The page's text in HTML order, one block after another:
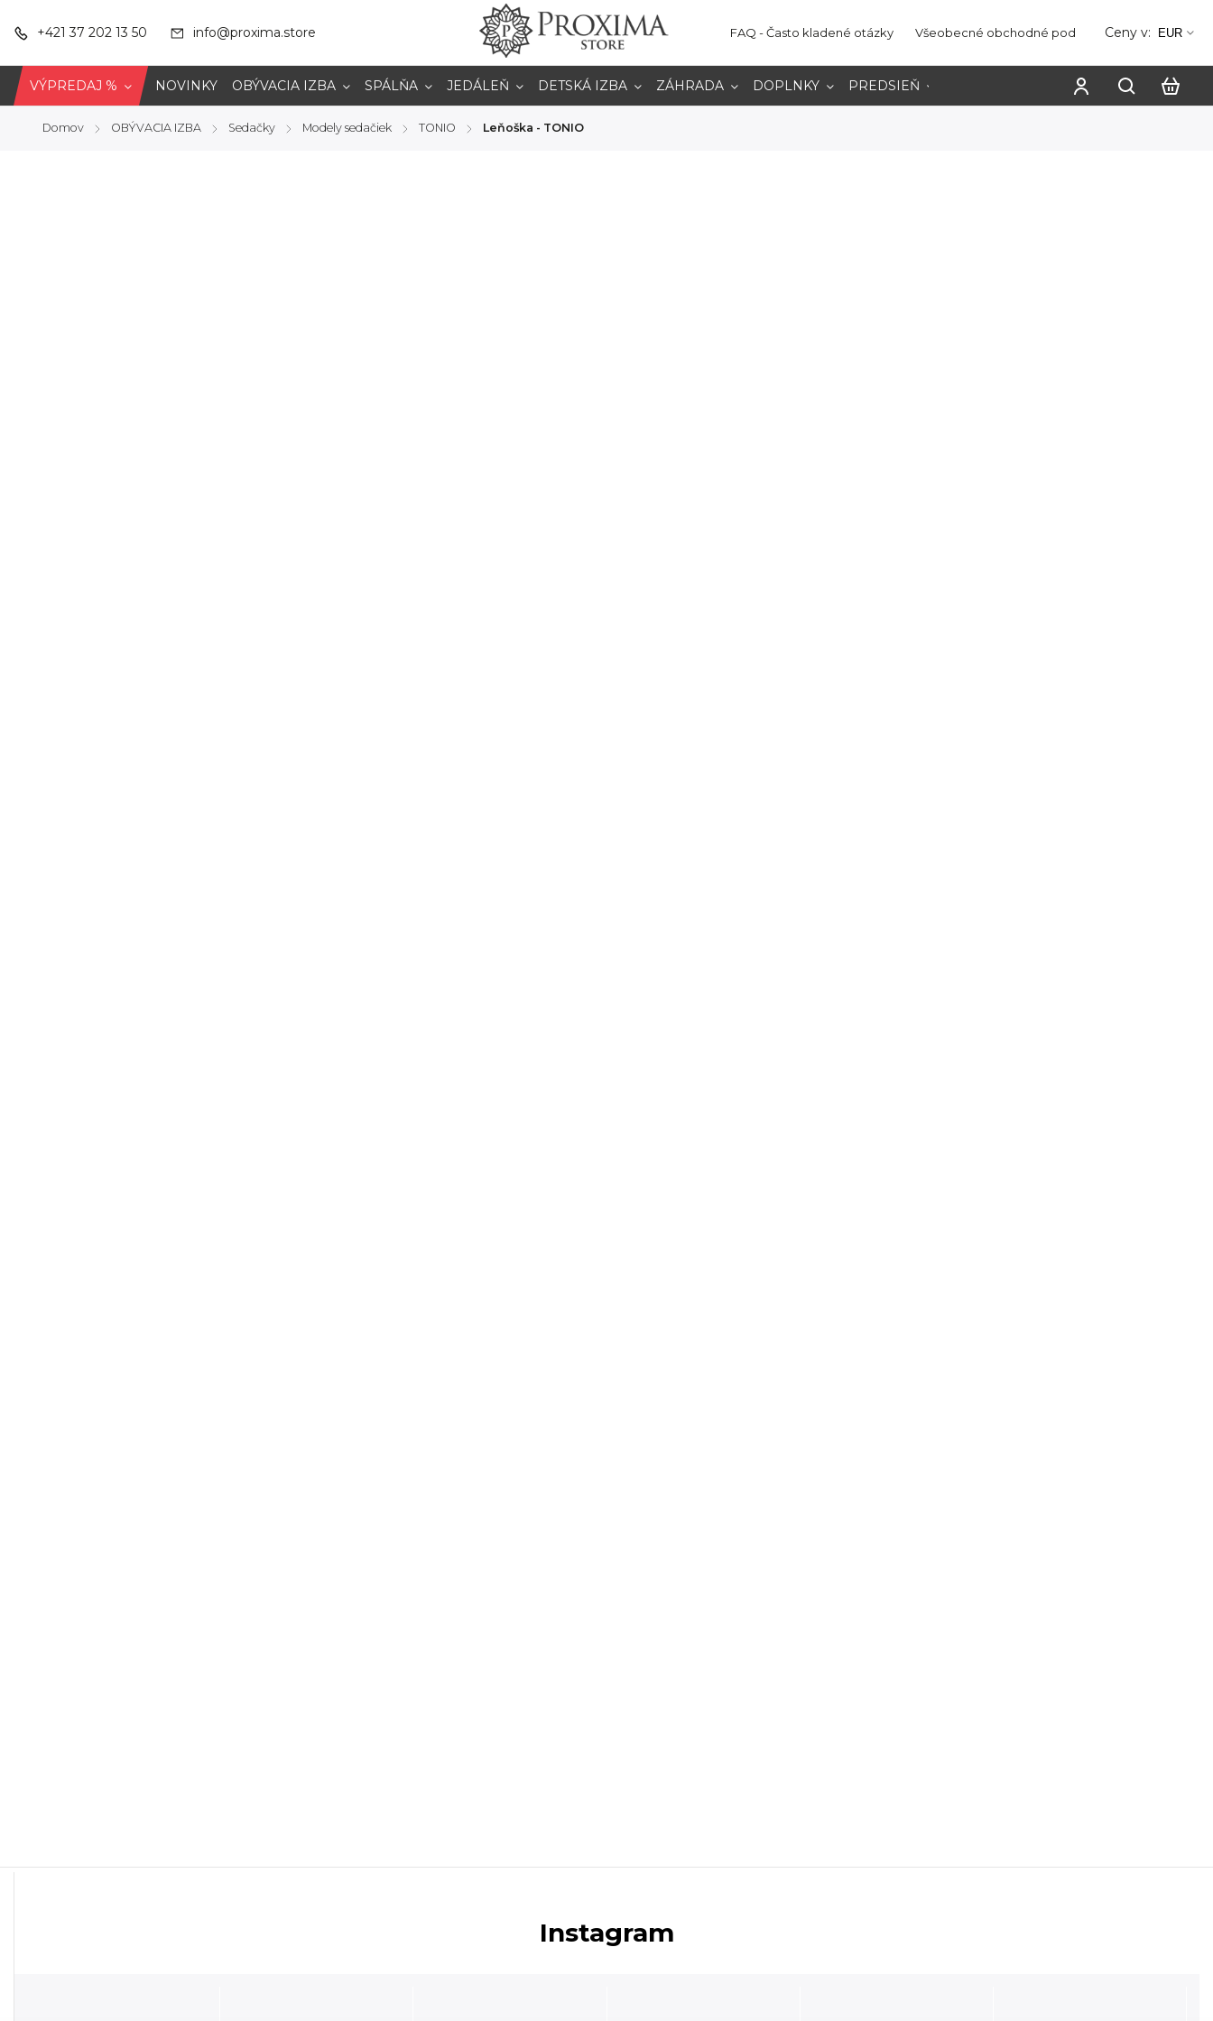
+421 37 202 13 50 info@proxima.store FAQ - Často kladené otázky Všeobecné obchodné podmienky Ochrana
Ceny v: EUR
VÝPREDAJ % NOVINKY OBÝVACIA IZBA SPÁLŇA JEDÁLEŇ DETSKÁ IZBA ZÁHRADA DOPLNKY PREDSIEŇ
Domov / OBÝVACIA IZBA / Sedačky / Modely sedačiek / TONIO / Leňoška - TONIO
Instagram